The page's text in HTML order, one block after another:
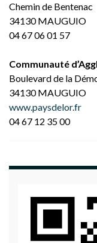
Chemin de Bentenac
34130 MAUGUIO
04 67 06 01 57
Communauté
Boulevard de la
34130 MAUGUIO
www.paysdelor.fr
04 67 12 35 00